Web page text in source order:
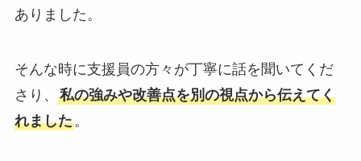
ありました。
そんな時に支援員の方々が丁寧に話を聞いてくだ
さり、 私の強みや改善点を別の視点から伝えてく
れました。